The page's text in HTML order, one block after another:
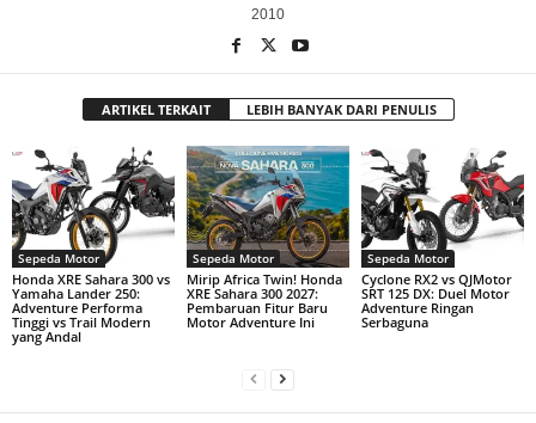
2010
ARTIKEL TERKAIT LEBIH BANYAK DARI PENULIS
Sepeda Motor
Honda XRE Sahara 300 vs
Yamaha Lander 250:
Adventure Performa
Tinggi vs Trail Modern
yang Andal
Sepeda Motor
Mirip Africa Twin! Honda
XRE Sahara 300 2027:
Pembaruan Fitur Baru
Motor Adventure Ini
Sepeda Motor
Cyclone RX2 vs QJMotor
SRT 125 DX: Duel Motor
Adventure Ringan
Serbaguna